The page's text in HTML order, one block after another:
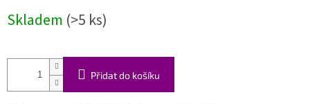
cena:
Skladem (>5 ks)
Přidat do košíku